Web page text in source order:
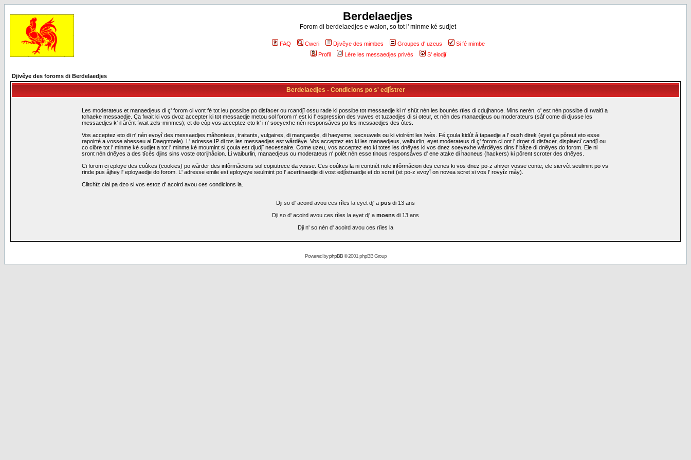
Berdelaedjes
Forom di berdelaedjes e walon, so tot l' minme ké sudjet
FAQ Cweri Djivêye des mimbes Groupes d' uzeus
Si fé mimbe
Profil
Lére les messaedjes privés S' elodjî
Djivêye des foroms di Berdelaedjes
Berdelaedjes - Condicions po s' edjîstrer
Les moderateus et manaedjeus di ç' forom ci vont fé tot leu possibe po disfacer ou rcandjî ossu rade ki possibe tot messaedje ki n' shût nén les bounès rîles di cdujhance. Mins nerén, c' est nén possibe di rwaitî a
tchaeke messaedje. Ça fwait ki vos dvoz accepter ki tot messaedje metou sol forom n' est ki l' espression des vuwes et tuzaedjes di si oteur, et nén des manaedjeus ou moderateurs (såf come di djusse les
messaedjes k' il årént fwait zels-minmes); et do côp vos acceptez eto k' i n' soeyexhe nén responsåves po les messaedjes des ôtes.
Vos acceptez eto di n' nén evoyî des messaedjes måhonteus, traitants, vulgaires, di mançaedje, di haeyeme, secsuwels ou ki violrént les lwès. Fé çoula kidût å tapaedje a l' ouxh direk (eyet ça pôreut eto esse
rapoirté a vosse ahesseu al Daegntoele). L' adresse IP di tos les messaedjes est wårdêye. Vos acceptez eto ki les manaedjeus, waiburlin, eyet moderateus di ç' forom ci ont l' droet di disfacer, displaecî candjî ou
co clôre tot l' minme ké sudjet a tot l' minme ké moumint si çoula est djudjî necessaire. Come uzeu, vos acceptez eto ki totes les dnêyes ki vos dnez soeyexhe wårdêyes dins l' båze di dnêyes do forom. Ele ni
sront nén dnêyes a des tîcès djins sins voste otorijhåcion. Li waiburlin, manaedjeus ou moderateus n' polèt nén esse tinous responsåves d' ene atake di hacneus (hackers) ki pôrent scroter des dnêyes.
Ci forom ci eploye des coûkes (cookies) po wårder des infôrmåcions sol copiutrece da vosse. Ces coûkes la ni contnèt nole infôrmåcion des cenes ki vos dnez po-z ahiver vosse conte; ele siervèt seulmint po vs
rinde pus åjhey l' eployaedje do forom. L' adresse emile est eployeye seulmint po l' acertinaedje di vost edjîstraedje et do scret (et po-z evoyî on novea scret si vos l' rovyîz måy).
Clitchîz cial pa dzo si vos estoz d' acoird avou ces condicions la.
Dji so d' acoird avou ces rîles la eyet dj' a pus di 13 ans
Dji so d' acoird avou ces rîles la eyet dj' a moens di 13 ans
Dji n' so nén d' acoird avou ces rîles la
Powered byphpBB© 2001 phpBB Group